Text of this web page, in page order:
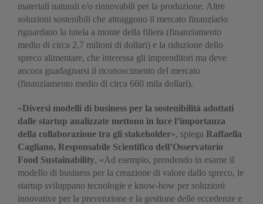
materiali naturali e/o rinnovabili per la produzione. Altre
soluzioni sostenibili che attraggono il mercato finanziario
riguardano la tutela a monte della filiera (finanziamento
medio di circa 2,7 milioni di dollari) e la riduzione dello
spreco alimentare, che interessa gli imprenditori ma deve
ancora guadagnarsi il riconoscimento del mercato
(finanziamento medio di circa 660 mila dollari).
«Diversi modelli di business per la sostenibilità adottati
dalle startup analizzate mettono in luce l’importanza
della collaborazione tra gli stakeholder», spiega Raffaella
Cagliano, Responsabile Scientifico dell’Osservatorio
Food Sustainability, «Ad esempio, prendendo in esame il
modello di business per la creazione di valore dallo spreco, le
startup sviluppano tecnologie e know-how per soluzioni
innovative per la prevenzione e la gestione delle eccedenze e